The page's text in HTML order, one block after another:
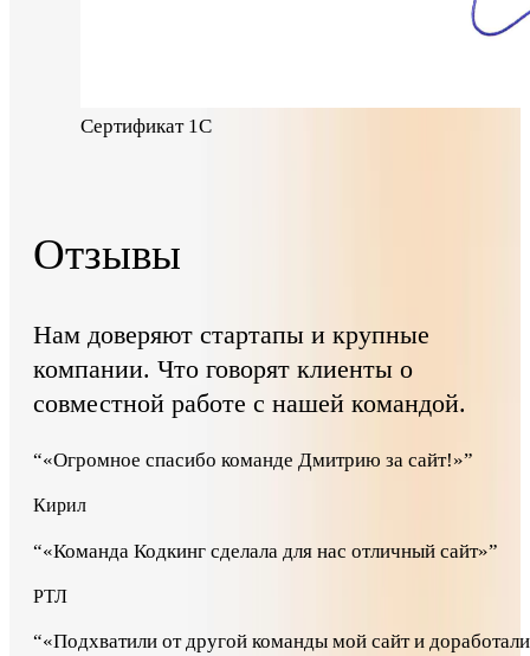
Сертификат 1С
Отзывы
Нам доверяют стартапы и крупные
компании. Что говорят клиенты о
совместной работе с нашей командой.
“«Огромное спасибо команде Дмитрию за сайт!»”
Кирил
“«Команда Кодкинг сделала для нас отличный сайт»”
РТЛ
“«Подхватили от другой команды мой сайт и доработали